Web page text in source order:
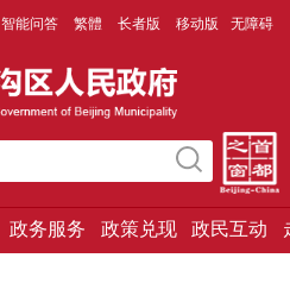
智能问答 繁體 长者版 移动版 无障碍
政务服务 政策兑现 政民互动